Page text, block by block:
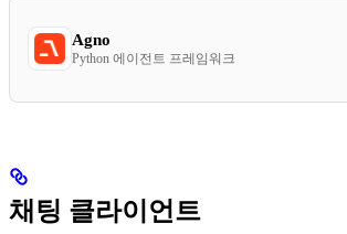
Agno
Python 에이전트 프레임워크
채팅 클라이언트